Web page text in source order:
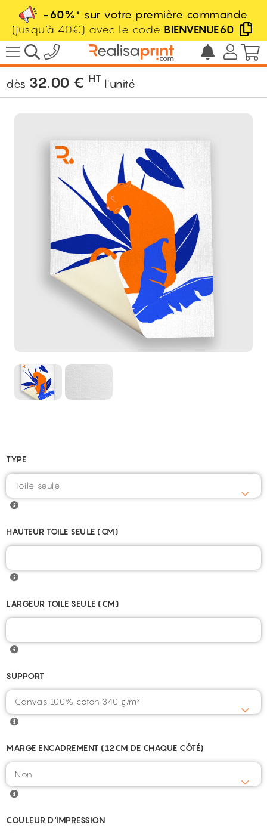
-60%* sur votre première commande
(jusqu'à 40€) avec le code BIENVENUE60
/ Décoration / Décoration murale /
Canevas
dès 32.00 € HT l'unité
TYPE
HAUTEUR TOILE SEULE (CM)
LARGEUR TOILE SEULE (CM)
SUPPORT
Canvas 100% coton 340 g/m²
MARGE ENCADREMENT (12CM DE CHAQUE CÔTÉ)
COULEUR D'IMPRESSION